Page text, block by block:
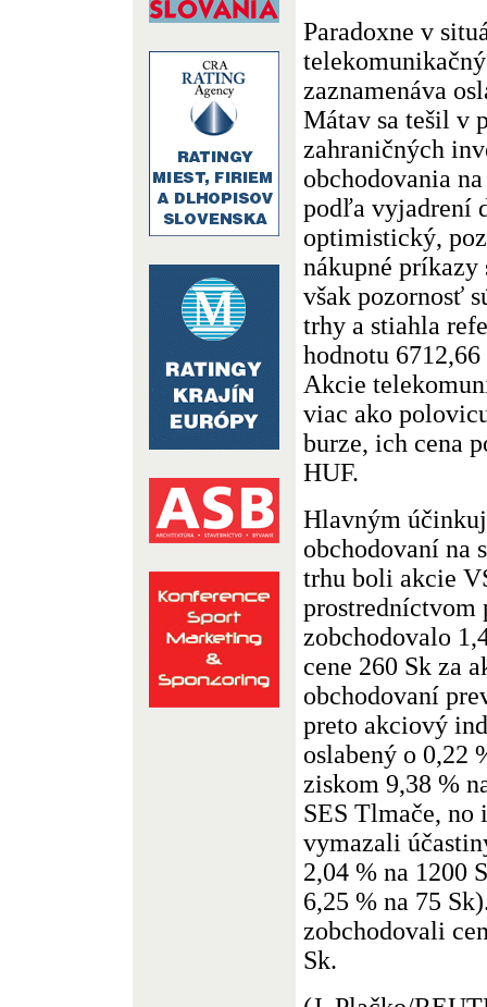
Paradoxne v
zaznamenáva
Mátav sa tešil v
zahraničných
obchodovania
podľa vyjadrení
optimistický,
nákupné príkazy
však pozornosť
trhy a stiahla
hodnotu
Akcie
viac ako
burze, ich cena
HUF.
Hlavným
obchodovaní na
trhu boli akcie
prostredníctvom
zobchodovalo
cene 260 Sk za
obchodovaní
preto akciový
oslabený o 0,22
ziskom 9,38 %
SES Tlmače,
vymazali
2,04 % na 1200
6,25 % na 75
zobchodovali
Sk.